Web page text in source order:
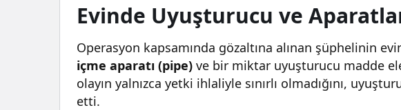
Evinde Uyuşturucu ve
Operasyon kapsamında gözaltına alınan şüphelinin
içme aparatı (pipe) ve bir miktar uyuşturucu madde
olayın yalnızca yetki ihlaliyle sınırlı olmadığını,
etti.